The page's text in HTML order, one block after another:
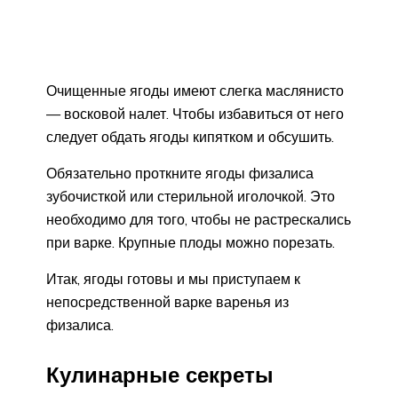
Очищенные ягоды имеют слегка маслянисто
— восковой налет. Чтобы избавиться от него
следует обдать ягоды кипятком и обсушить.
Обязательно проткните ягоды физалиса
зубочисткой или стерильной иголочкой. Это
необходимо для того, чтобы не растрескались
при варке. Крупные плоды можно порезать.
Итак, ягоды готовы и мы приступаем к
непосредственной варке варенья из
физалиса.
Кулинарные секреты